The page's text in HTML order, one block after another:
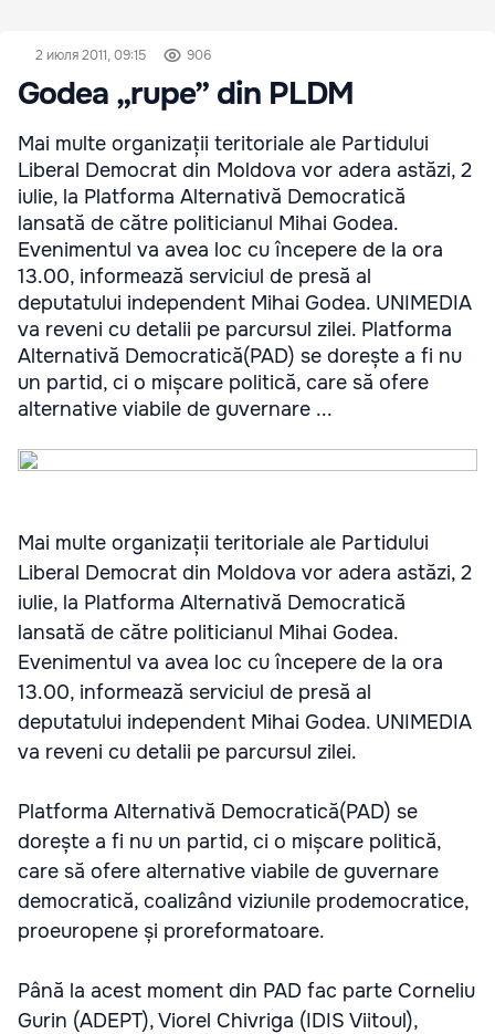
2 июля 2011, 09:15 906
Godea „rupe” din PLDM
Mai multe organizații teritoriale ale Partidului
Liberal Democrat din Moldova vor adera astăzi, 2
iulie, la Platforma Alternativă Democratică
lansată de către politicianul Mihai Godea.
Evenimentul va avea loc cu începere de la ora
13.00, informează serviciul de presă al
deputatului independent Mihai Godea. UNIMEDIA
va reveni cu detalii pe parcursul zilei. Platforma
Alternativă Democratică(PAD) se dorește a fi nu
un partid, ci o mișcare politică, care să ofere
alternative viabile de guvernare ...
Mai multe organizații teritoriale ale Partidului
Liberal Democrat din Moldova vor adera astăzi, 2
iulie, la Platforma Alternativă Democratică
lansată de către politicianul Mihai Godea.
Evenimentul va avea loc cu începere de la ora
13.00, informează serviciul de presă al
deputatului independent Mihai Godea. UNIMEDIA
va reveni cu detalii pe parcursul zilei.
Platforma Alternativă Democratică(PAD) se
dorește a fi nu un partid, ci o mișcare politică,
care să ofere alternative viabile de guvernare
democratică, coalizând viziunile prodemocratice,
proeuropene și proreformatoare.
Până la acest moment din PAD fac parte Corneliu
Gurin (ADEPT), Viorel Chivriga (IDIS Viitoul),